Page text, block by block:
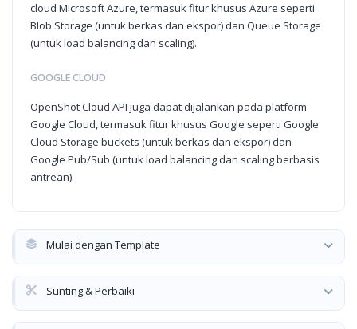
cloud Microsoft Azure, termasuk fitur khusus Azure seperti
Blob Storage (untuk berkas dan ekspor) dan Queue Storage
(untuk load balancing dan scaling).
GOOGLE CLOUD
OpenShot Cloud API juga dapat dijalankan pada platform
Google Cloud, termasuk fitur khusus Google seperti Google
Cloud Storage buckets (untuk berkas dan ekspor) dan
Google Pub/Sub (untuk load balancing dan scaling berbasis
antrean).
Mulai dengan Template
Sunting & Perbaiki